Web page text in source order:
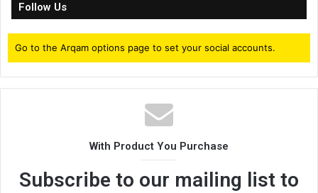
Follow Us
Go to the Arqam options page to set your social accounts.
With Product You Purchase
Subscribe to our mailing list to